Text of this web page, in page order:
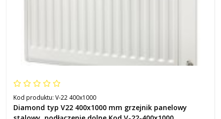
Kod produktu: V-22 400x1000
Diamond typ V22 400x1000 mm grzejnik panelowy